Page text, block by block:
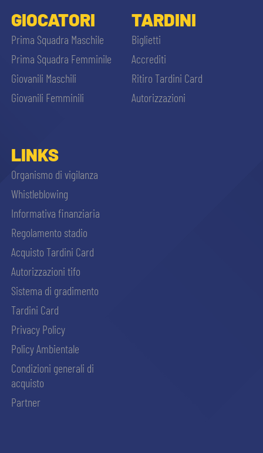
GIOCATORI
Prima Squadra Maschile
Prima Squadra Femminile
Giovanili Maschili
Giovanili Femminili
TARDINI
Biglietti
Accrediti
Ritiro Tardini Card
Autorizzazioni
LINKS
Organismo di vigilanza
Whistleblowing
Informativa finanziaria
Regolamento stadio
Acquisto Tardini Card
Autorizzazioni tifo
Sistema di gradimento
Tardini Card
Privacy Policy
Policy Ambientale
Condizioni generali di
acquisto
Partner